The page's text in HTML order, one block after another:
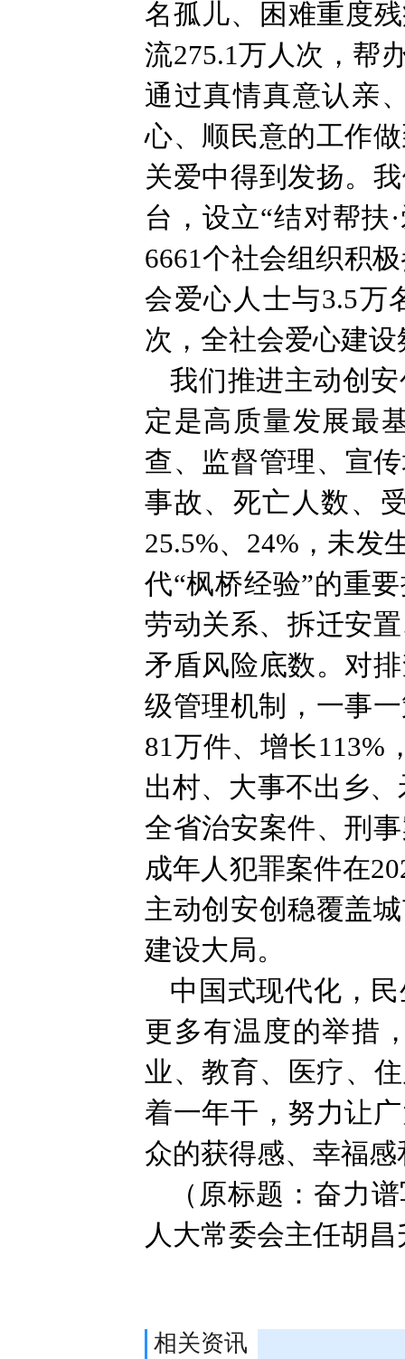
名孤儿、困难重度
流275.1万人次，帮
通过真情真意认亲
心、顺民意的工作
关爱中得到发扬。
台，设立“结对帮扶
6661个社会组织积
会爱心人士与3.5万
次，全社会爱心建
我们推进主动创
定是高质量发展最
查、监督管理、宣
事故、死亡人数、
25.5%、24%，未发
代“枫桥经验”的重
劳动关系、拆迁安
矛盾风险底数。对
级管理机制，一事
81万件、增长113%
出村、大事不出乡
全省治安案件、刑
成年人犯罪案件在
主动创安创稳覆盖
建设大局。
中国式现代化，
更多有温度的举措
业、教育、医疗、
着一年干，努力让
众的获得感、幸福
（原标题：奋力
人大常委会主任胡昌
相关资讯